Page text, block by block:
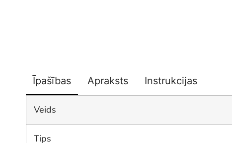
Īpašības Apraksts Instrukcijas
Veids
Tips